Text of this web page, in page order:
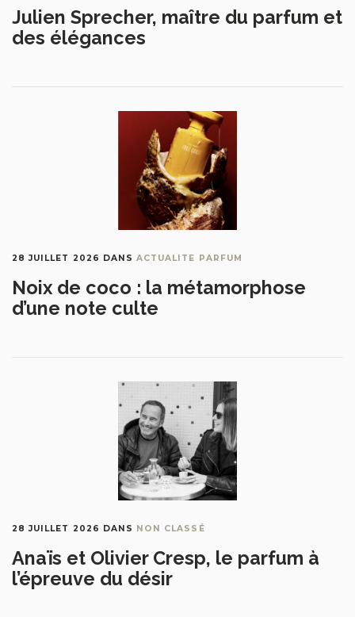
Julien Sprecher, maître du parfum et
des élégances
28 JUILLET 2026 DANSACTUALITE PARFUM
Noix de coco : la métamorphose
d’une note culte
28 JUILLET 2026 DANS NON CLASSÉ
Anaïs et Olivier Cresp, le parfum à
l’épreuve du désir